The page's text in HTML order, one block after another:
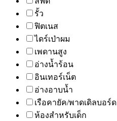
รั้ว
ฟิตเนส
ไดร์เป่าผม
เพดานสูง
อ่างน้ำร้อน
อินเทอร์เน็ต
อ่างอาบน้ำ
เรือคายัค/พาดเดิลบอร์ด
ห้องสำหรับเด็ก